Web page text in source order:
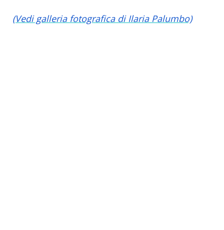
(Vedi galleria fotografica di Ilaria Palumbo)